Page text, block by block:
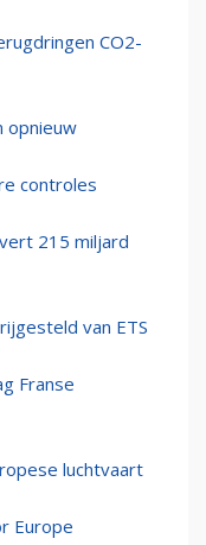
CO2-
opnieuw
controles
215 miljard
van ETS
Franse
luchtvaart
Europe